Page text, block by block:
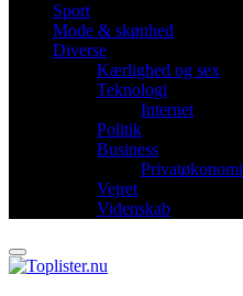
Sport
Mode & skønhed
Diverse
Kærlighed og sex
Teknologi
Internet
Politik
Business
Privatøkonomi
Vejret
Videnskab